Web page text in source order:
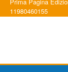
11980460155